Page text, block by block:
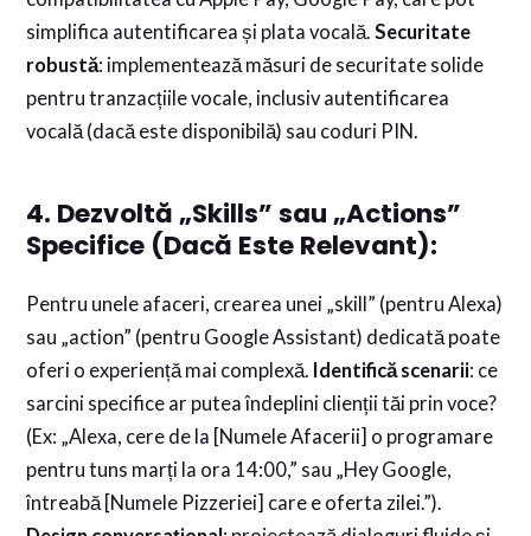
simplifica autentificarea și plata vocală.Securitate
robustă: implementează măsuri de securitate solide
pentru tranzacțiile vocale, inclusiv autentificarea
vocală (dacă este disponibilă) sau coduri PIN.
4. Dezvoltă „Skills” sau „Actions”
Specifice (Dacă Este Relevant):
Pentru unele afaceri, crearea unei „skill” (pentru Alexa)
sau „action” (pentru Google Assistant) dedicată poate
oferi o experiență mai complexă. Identifică scenarii: ce
sarcini specifice ar putea îndeplini clienții tăi prin voce?
(Ex: „Alexa, cere de la [Numele Afacerii] o programare
pentru tuns marți la ora 14:00,” sau „Hey Google,
întreabă [Numele Pizzeriei] care e oferta zilei.”).